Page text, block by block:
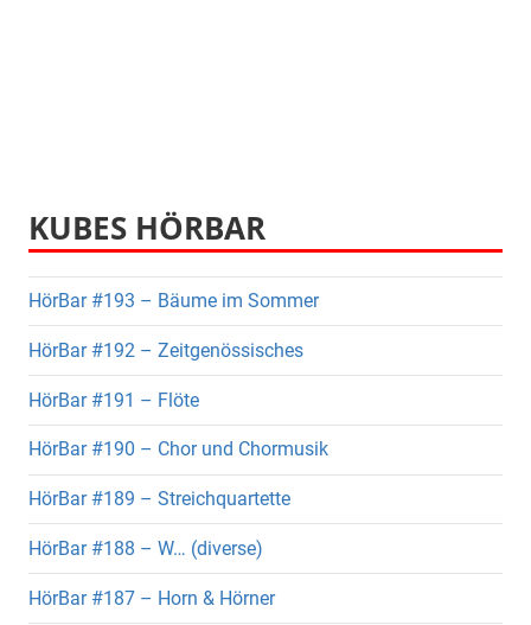
KUBES HÖRBAR
HörBar #193 – Bäume im Sommer
HörBar #192 – Zeitgenössisches
HörBar #191 – Flöte
HörBar #190 – Chor und Chormusik
HörBar #189 – Streichquartette
HörBar #188 – W… (diverse)
HörBar #187 – Horn & Hörner